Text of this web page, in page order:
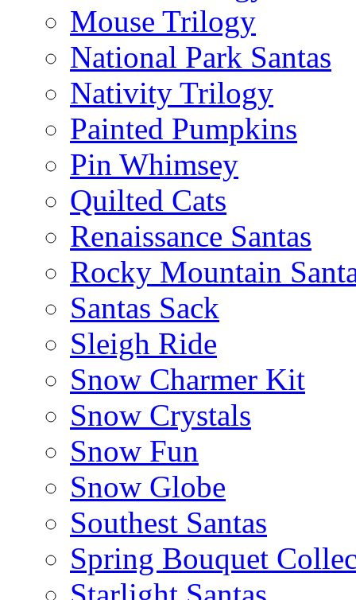
Mouse Trilogy
National Park Santas
Nativity Trilogy
Painted Pumpkins
Pin Whimsey
Quilted Cats
Renaissance Santas
Rocky Mountain
Santas Sack
Sleigh Ride
Snow Charmer Kit
Snow Crystals
Snow Fun
Snow Globe
Southest Santas
Spring Bouquet